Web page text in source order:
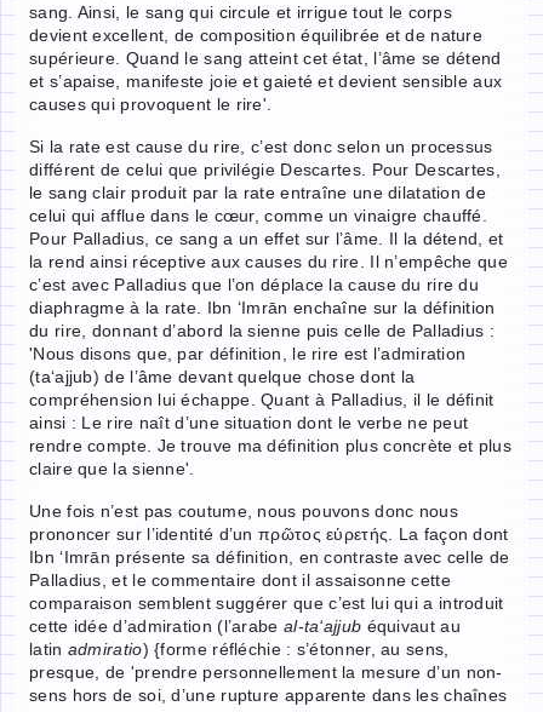
sang. Ainsi, le sang qui circule et irrigue tout le corps
devient excellent, de composition équilibrée et de nature
supérieure. Quand le sang atteint cet état, l’âme se détend
et s’apaise, manifeste joie et gaieté et devient sensible aux
causes qui provoquent le rire'.
Si la rate est cause du rire, c’est donc selon un processus
différent de celui que privilégie Descartes. Pour Descartes,
le sang clair produit par la rate entraîne une dilatation de
celui qui afflue dans le cœur, comme un vinaigre chauffé.
Pour Palladius, ce sang a un effet sur l’âme. Il la détend, et
la rend ainsi réceptive aux causes du rire. Il n’empêche que
c’est avec Palladius que l’on déplace la cause du rire du
diaphragme à la rate. Ibn ‘Imrān enchaîne sur la définition
du rire, donnant d’abord la sienne puis celle de Palladius :
'Nous disons que, par définition, le rire est l’admiration
(ta‘ajjub) de l’âme devant quelque chose dont la
compréhension lui échappe. Quant à Palladius, il le définit
ainsi : Le rire naît d’une situation dont le verbe ne peut
rendre compte. Je trouve ma définition plus concrète et plus
claire que la sienne'.
Une fois n’est pas coutume, nous pouvons donc nous
prononcer sur l’identité d’un πρῶτος εὑρετής. La façon dont
Ibn ‘Imrān présente sa définition, en contraste avec celle de
Palladius, et le commentaire dont il assaisonne cette
comparaison semblent suggérer que c’est lui qui a introduit
cette idée d’admiration (l’arabe al-ta‘ajjub équivaut au
latin admiratio) {forme réfléchie : s’étonner, au sens,
presque, de 'prendre personnellement la mesure d’un non-
sens hors de soi, d’une rupture apparente dans les chaînes